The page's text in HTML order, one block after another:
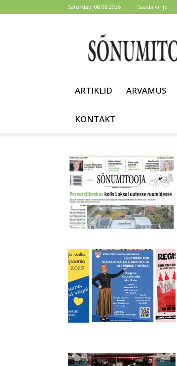
Saturday, 08.08.2026 Saada vihje
ARTIKLID ARVAMUS
KONTAKT